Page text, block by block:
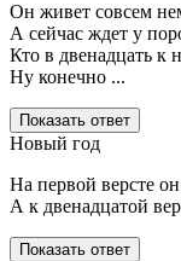
Он живет совсем
А сейчас ждет у
Кто в двенадцать к
Ну конечно ...
Показать ответ
Новый год
На первой версте
А к двенадцатой
Показать ответ